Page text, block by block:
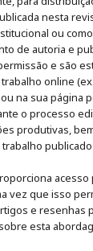
nesta
ou
de autoria e
e são
online
na sua página
o processo
produtivas,
trabalho
vez que isso
e resenhas
esta